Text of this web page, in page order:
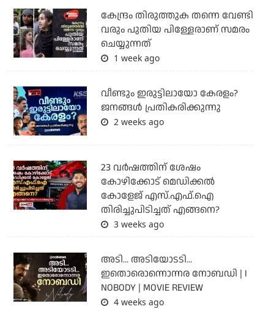
കേന്ദ്രം തിരുത്തുക തന്നെ വേണ്ടി
വരും പുതിയ പിള്ളേരാണ് സമരം
ചെയ്യുന്നത്
1 week ago
വീണ്ടും ഇരുട്ടിലായോ കേരളം?
ജനങ്ങൾ പ്രതികരിക്കുന്നു
2 weeks ago
23 വർഷത്തിന് ശേഷം
കോഴിക്കോട് മെഡിക്കൽ
കോളേജ് എസ്.എഫ്.ഐ
തിരിച്ചുപിടിച്ചത് എങ്ങനെ?
3 weeks ago
അടി... അടിയോടടി...
ഇതൊരൊന്നൊന്നര നോബഡി | I
NOBODY | MOVIE REVIEW
4 weeks ago